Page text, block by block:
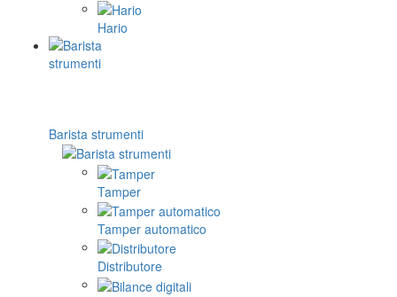
Hario
Barista strumenti
Tamper
Tamper automatico
Distributore